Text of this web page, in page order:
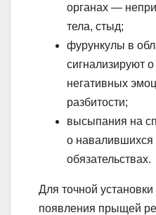
органах —
тела, стыд;
фурункулы в
сигнализируют
негативных
разбитости;
высыпания на
о навалившихся
обязательствах.
Для точной
появления прыщей